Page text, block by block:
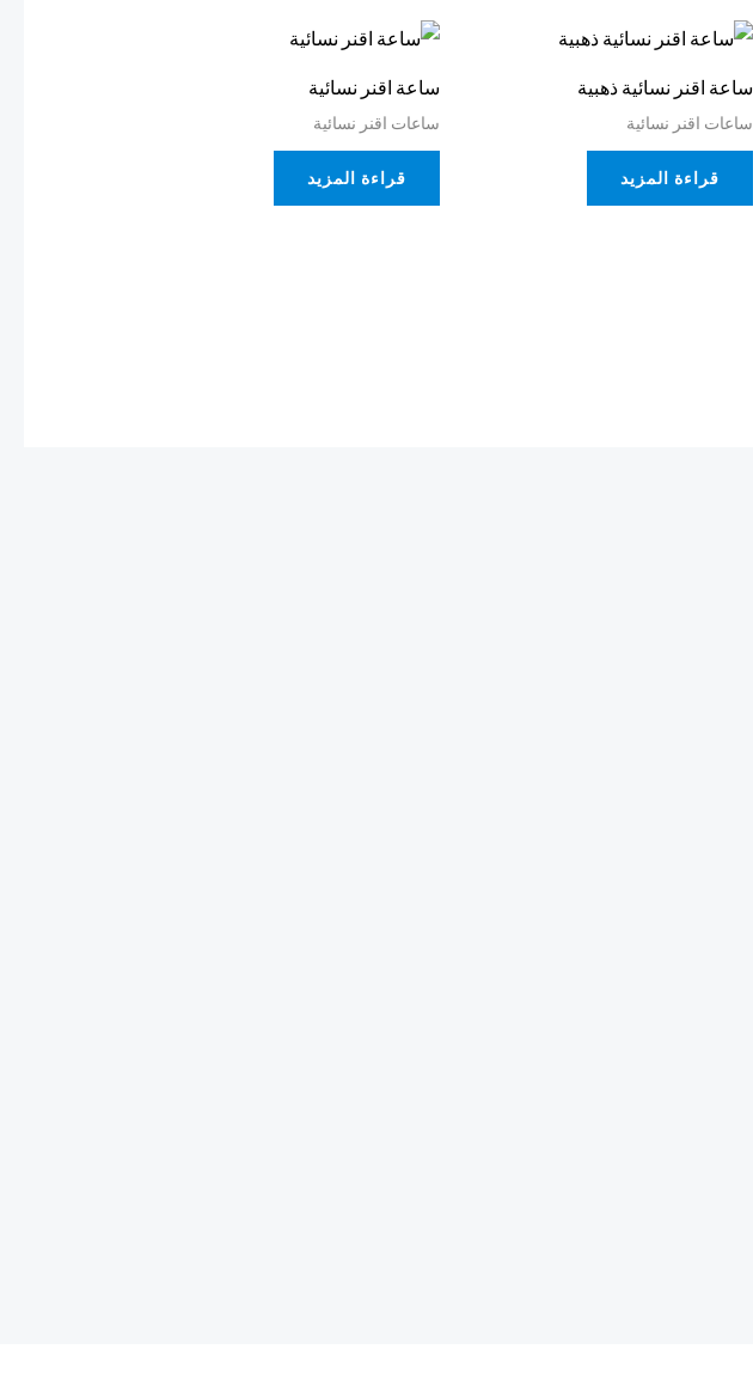
ساعة اقنر نسائية ذهبية
ساعات اقنر نسائية
قراءة المزيد
ساعة اقنر نسائية
ساعات اقنر نسائية
قراءة المزيد